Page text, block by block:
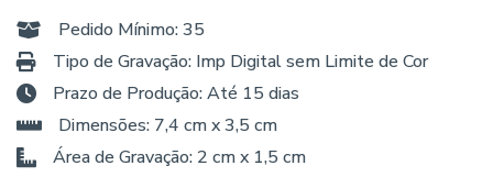
Pedido Mínimo: 35
Tipo de Gravação: Imp Digital sem Limite de Cor
Prazo de Produção: Até 15 dias
Dimensões: 7,4 cm x 3,5 cm
Área de Gravação: 2 cm x 1,5 cm